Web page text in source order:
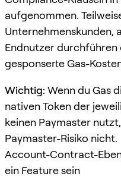
aufgenommen.
Unternehmenskunden,
Endnutzer
gesponserte Gas-
Wichtig: Wenn du Gas
nativen Token der
keinen Paymaster
Paymaster-Risiko nicht.
Account-Contract-
ein Feature sein